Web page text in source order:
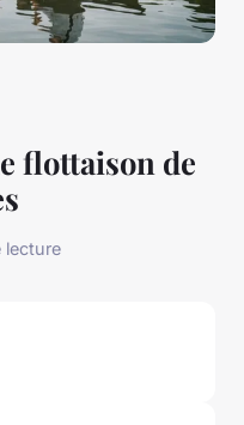
flottaison de
lecture